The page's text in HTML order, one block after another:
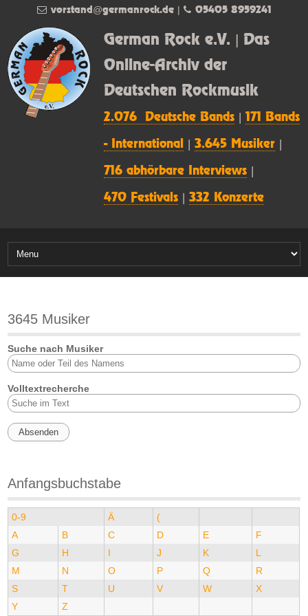
German Rock e.V. | Das
Online-Archiv der
Deutschen Rockmusik
2.076 Deutsche Bands |171 Bands
- International |3.645 Musiker
716 abhörbare Interviews
470 Festivals |332 Konzerte
vorstand@germanrock.de| 05405 8959241
3645 Musiker
Suche nach Musiker
Volltextrecherche
Anfangsbuchstabe
0-9 Ä
(
A
B C D E
F
G
H I J K
L
M
N O P Q
R
S
T U V W
X
Y
Z